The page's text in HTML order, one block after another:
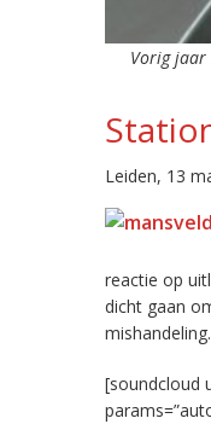
Vorig jaar
Leiden, 13
reactie op
dicht gaan
mishandeling.
[soundcloud